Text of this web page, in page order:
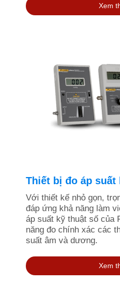
Xem
Thiết bị đo áp suất
Với thiết kế nhỏ gọn,
đáp ứng khả năng làm
áp suất kỹ thuật số của
năng đo chính xác các
suất âm và dương.
Xem